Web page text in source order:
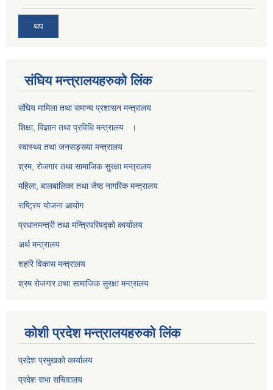
थप
स‌ंघिय मन्त्रालयहरुको लिंक
स‌ंघिय मामिला तथा समान्य प्रशासन मन्त्रालय
शिक्षा, विज्ञान तथा प्रविधि मन्त्रालय ।
स्वास्थ्य तथा जनसङ्ख्या मन्त्रालय
श्रम, रोजगार तथा सामाजिक सुरक्षा मन्त्रालय
महिला, बालबालिका तथा जेष्ठ नागरिक मन्त्रालय
राष्ट्रिय योजना आयोग
प्रधानमन्त्री तथा मन्त्रिपरिषद्को कार्यालय
अर्थ मन्त्रालय
शहरि विकास मन्त्रालय
श्रम रोजगार तथा सामाजिक सुरक्षा मन्त्रालय
कोशी प्रदेश मन्त्रालयहरुको लिंक
प्रदेश प्रमुखको कार्यालय
प्रदेश सभा सचिवालय